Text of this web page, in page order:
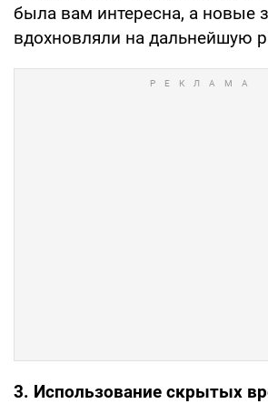
была вам интересна, а новые
вдохновляли на дальнейшую
3. Использование скрытых